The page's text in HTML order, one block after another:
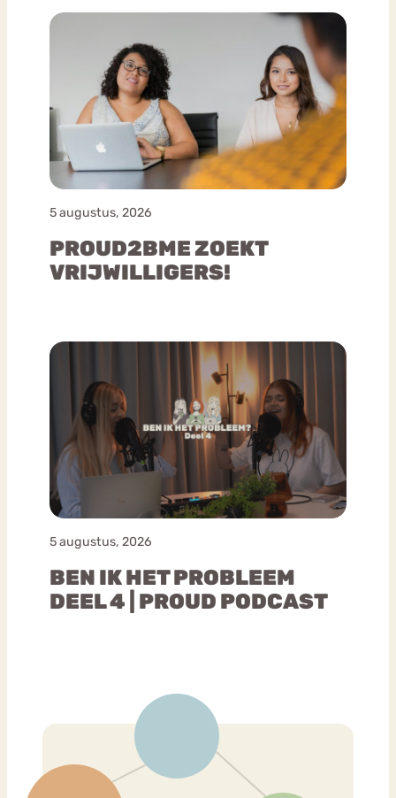
5 augustus, 2026
PROUD2BME ZOEKT
VRIJWILLIGERS!
5 augustus, 2026
BEN IK HET PROBLEEM
DEEL 4 | PROUD PODCAST